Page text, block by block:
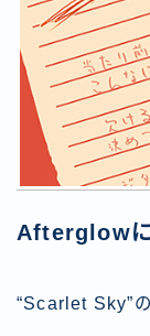
Afterglowに
“Scarlet Sky”